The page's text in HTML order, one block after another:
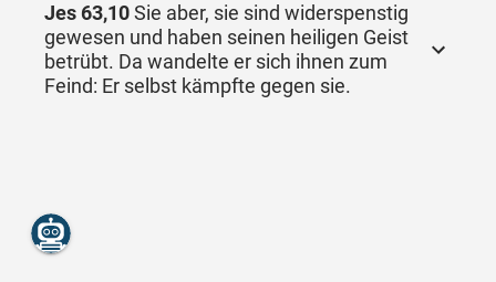
Jes 63,10Sie aber, sie sind widerspenstig
gewesen und haben seinen heiligen Geist
betrübt. Da wandelte er sich ihnen zum
Feind: Er selbst kämpfte gegen sie.